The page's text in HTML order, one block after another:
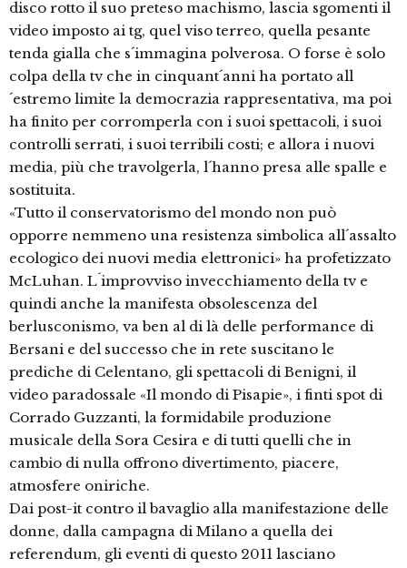
disco rotto il suo preteso machismo, lascia sgomenti il
video imposto ai tg, quel viso terreo, quella pesante
tenda gialla che s´immagina polverosa. O forse è solo
colpa della tv che in cinquant´anni ha portato all
´estremo limite la democrazia rappresentativa, ma poi
ha finito per corromperla con i suoi spettacoli, i suoi
controlli serrati, i suoi terribili costi; e allora i nuovi
media, più che travolgerla, l´hanno presa alle spalle e
sostituita.
«Tutto il conservatorismo del mondo non può
opporre nemmeno una resistenza simbolica all´assalto
ecologico dei nuovi media elettronici» ha profetizzato
McLuhan. L´improvviso invecchiamento della tv e
quindi anche la manifesta obsolescenza del
berlusconismo, va ben al di là delle performance di
Bersani e del successo che in rete suscitano le
prediche di Celentano, gli spettacoli di Benigni, il
video paradossale «Il mondo di Pisapie», i finti spot di
Corrado Guzzanti, la formidabile produzione
musicale della Sora Cesira e di tutti quelli che in
cambio di nulla offrono divertimento, piacere,
atmosfere oniriche.
Dai post-it contro il bavaglio alla manifestazione delle
donne, dalla campagna di Milano a quella dei
referendum, gli eventi di questo 2011 lasciano